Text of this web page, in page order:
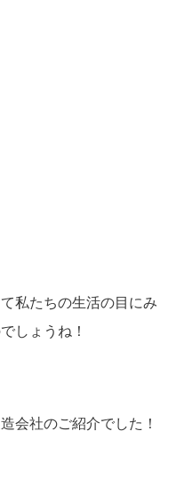
私たちの生活の目にみ
しょうね！
会社のご紹介でした！